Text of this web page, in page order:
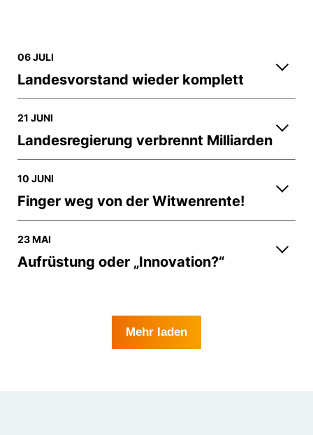
06 JULI
Landesvorstand wieder komplett
21 JUNI
Landesregierung verbrennt Milliarden
10 JUNI
Finger weg von der Witwenrente!
23 MAI
Aufrüstung oder „Innovation?“
Mehr laden